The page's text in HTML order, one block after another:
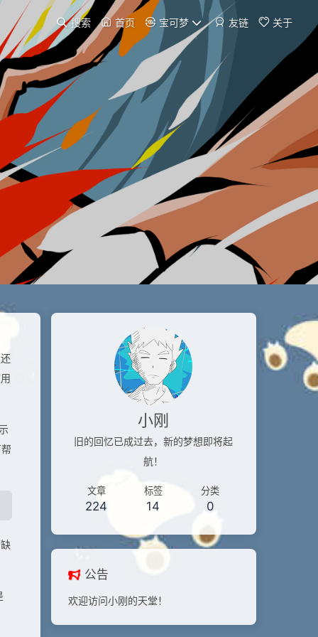
搜索 首页 宝可梦 友链 关于
小刚
旧的回忆已成过去，新的梦想即将起
航！
文章
224
标签
14
分类
0
公告
欢迎访问小刚的天堂！